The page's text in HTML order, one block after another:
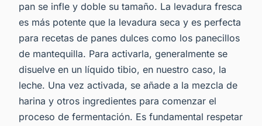
pan se infle y doble su tamaño. La levadura fresca
es más potente que la levadura seca y es perfecta
para recetas de panes dulces como los panecillos
de mantequilla. Para activarla, generalmente se
disuelve en un líquido tibio, en nuestro caso, la
leche. Una vez activada, se añade a la mezcla de
harina y otros ingredientes para comenzar el
proceso de fermentación. Es fundamental respetar